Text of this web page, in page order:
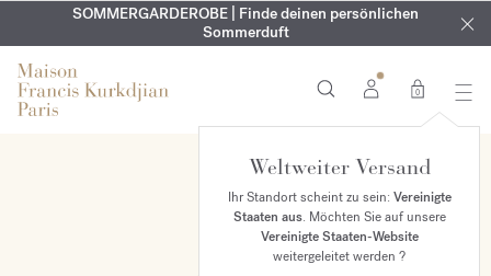
EXKLUSIV | Erhalten Sie OUD velvet moodin Ihrer Bestellung*
KOSTENLOSE GRAVUR | Auf alle Düfte und Körperöle bis zum
9. August
SOMMERGARDEROBE | Finde deinen persönlichen
Sommerduft
0
Weltweiter Versand
Ihr Standort scheint zu sein: Vereinigte
Staaten aus. Möchten Sie auf unsere
Vereinigte Staaten-Website
weitergeleitet werden ?